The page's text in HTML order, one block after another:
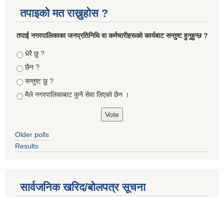
तपाइको मत राख्नुहोस ?
तपा‌ई नगरपालिकाका जनप्रतिनिधि वा कर्मचारीहरूकाे कार्यबाट सन्तुष्ट हुनुहुन्छ ?
Choices
धेरै छु ?
छैन ?
सन्तुष्ट छु ?
मैले नगरपालिकाबाट कुनै सेवा लिएकाे छैन ।
Older polls
Results
सार्वजनिक खरिद/बोलपत्र सूचना